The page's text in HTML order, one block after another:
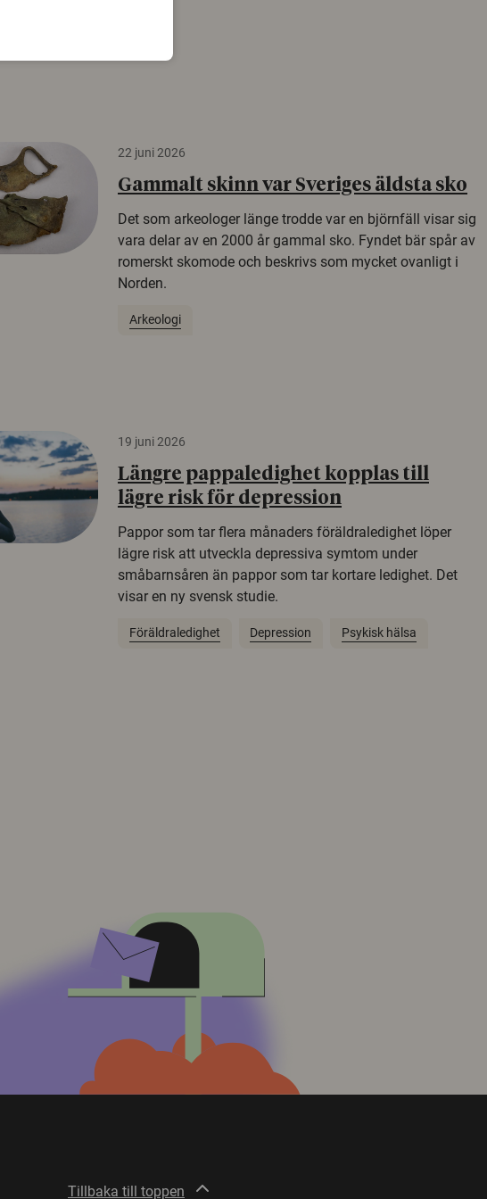
22 juni 2026
Gammalt skinn var Sveriges äldsta sko
Det som arkeologer länge trodde var en björnfäll visar sig
vara delar av en 2000 år gammal sko. Fyndet bär spår av
romerskt skomode och beskrivs som mycket ovanligt i
Norden.
Arkeologi
19 juni 2026
Längre pappaledighet kopplas till
lägre risk för depression
Pappor som tar flera månaders föräldraledighet löper
lägre risk att utveckla depressiva symtom under
småbarnsåren än pappor som tar kortare ledighet. Det
visar en ny svensk studie.
Föräldraledighet Depression Psykisk hälsa
Tillbaka till toppen